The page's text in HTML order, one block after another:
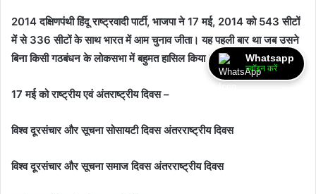
2014 दक्षिणपंथी हिंदू राष्ट्रवादी पार्टी, भाजपा ने 17 मई, 2014 को 543 सीटों
में से 336 सीटों के साथ भारत में आम चुनाव जीता। यह पहली बार था जब उसने
बिना किसी गठबंधन के लोकसभा में बहुमत हासिल किया।
17 मई को राष्ट्रीय एवं अंतराष्ट्रीय दिवस –
विश्व दूरसंचार और सूचना सोसायटी दिवस अंतरराष्ट्रीय दिवस
विश्व दूरसंचार और सूचना समाज दिवस अंतरराष्ट्रीय दिवस
Whatsapp
ज्वॉइन करें